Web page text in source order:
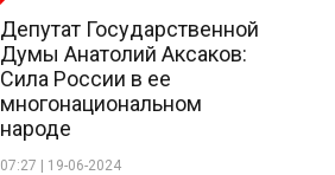
Депутат Государственной
Думы Анатолий Аксаков:
Сила России в ее
многонациональном
народе
07:27 | 19-06-2024